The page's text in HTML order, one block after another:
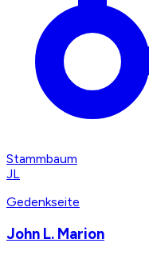
Stammbaum
JL
Gedenkseite
John L. Marion